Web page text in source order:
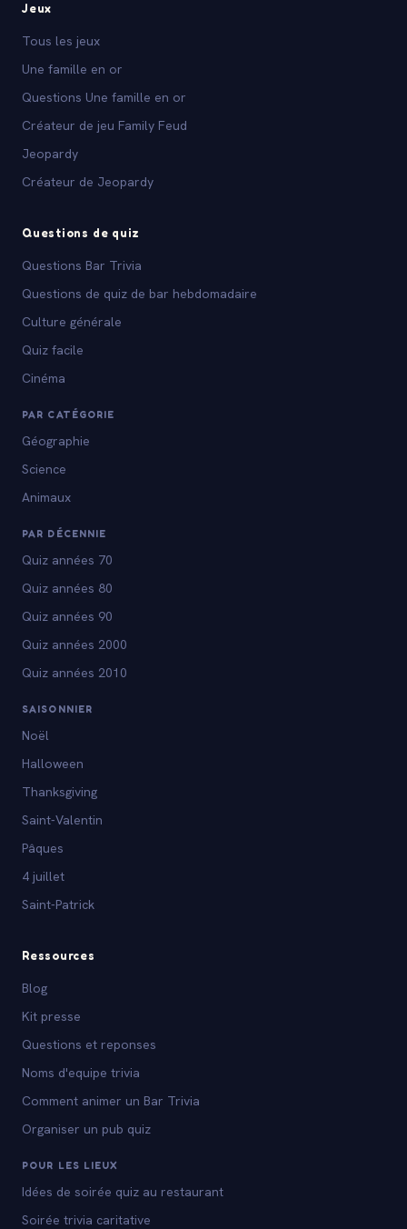
Jeux
Tous les jeux
Une famille en or
Questions Une famille en or
Créateur de jeu Family Feud
Jeopardy
Créateur de Jeopardy
Questions de quiz
Questions Bar Trivia
Questions de quiz de bar hebdomadaire
Culture générale
Quiz facile
Cinéma
PAR CATÉGORIE
Géographie
Science
Animaux
PAR DÉCENNIE
Quiz années 70
Quiz années 80
Quiz années 90
Quiz années 2000
Quiz années 2010
SAISONNIER
Noël
Halloween
Thanksgiving
Saint-Valentin
Pâques
4 juillet
Saint-Patrick
Ressources
Blog
Kit presse
Questions et reponses
Noms d'equipe trivia
Comment animer un Bar Trivia
Organiser un pub quiz
POUR LES LIEUX
Idées de soirée quiz au restaurant
Soirée trivia caritative